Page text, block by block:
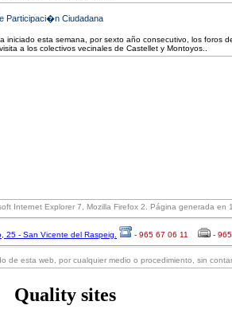
Participaci�n Ciudadana
iniciado esta semana, por sexto año consecutivo, los foros
a los colectivos vecinales de Castellet y Montoyos..
Internet Explorer 7, Mozilla Firefox 2. Página generada en
25 - San Vicente del Raspeig. - 965 67 06 11 -
esta web, por cualquier medio o procedimiento, sin
Quality sites